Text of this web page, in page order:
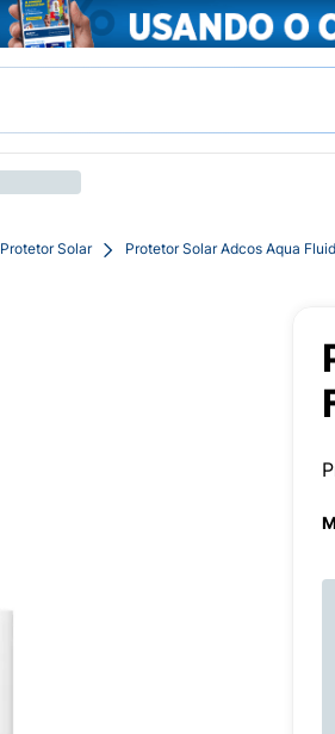
Protetor Solar Protetor Solar Adcos Aqua